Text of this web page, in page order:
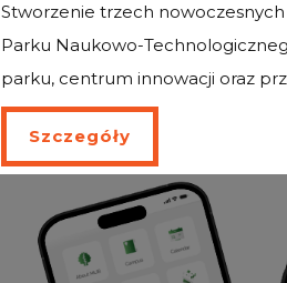
Stworzenie trzech
Parku Naukowo-
parku, centrum innowacji oraz
Szczegóły